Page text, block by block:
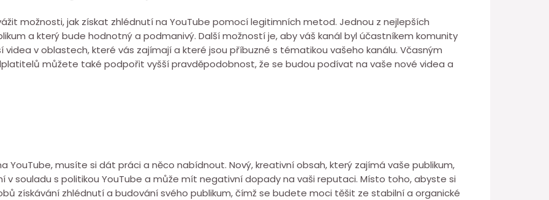
možnosti, jak získat zhlédnutí na YouTube pomocí legitimních metod. Jednou z nejlepších
a který bude hodnotný a podmanivý. Další možností je, aby váš kanál byl účastníkem komunity
v oblastech, které vás zajímají a které jsou příbuzné s tématikou vašeho kanálu. Včasným
můžete také podpořit vyšší pravděpodobnost, že se budou podívat na vaše nové videa a
YouTube, musíte si dát práci a něco nabídnout. Nový, kreativní obsah, který zajímá vaše publikum,
v souladu s politikou YouTube a může mít negativní dopady na vaši reputaci. Místo toho, abyste si
získávání zhlédnutí a budování svého publikum, čímž se budete moci těšit ze stabilní a organické